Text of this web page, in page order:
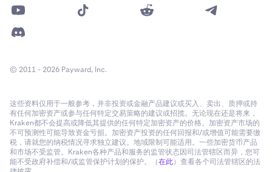
© 2011 - 2026 Payward, Inc.
这些资料仅用于一般参考，并非投资或金融产品建议或买入、卖出、质押或持
有任何加密资产或参与任何特定交易策略的建议或招揽。无论现在还是将来，
Kraken都不会提高或降低其提供的任何特定加密资产的价格。加密资产市场的
不可预测性可能导致资金亏损。加密资产投资的任何回报和/或增值可能需要缴
税，请就您的纳税情况寻求独立建议。地域限制可能适用。一些加密货币产品
和市场不受监管。Kraken各种产品和服务的监管状态因司法管辖区而异，您可
能不受政府补偿和/或监管保护计划的保护。（在此）查看各个司法管辖区的法